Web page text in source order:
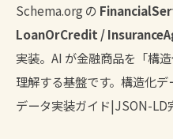
Schema.org の
LoanOrCredit /
実装。AI が金融商品を「構
理解する基盤です。構造化デ
データ実装ガイド|JSON-LD